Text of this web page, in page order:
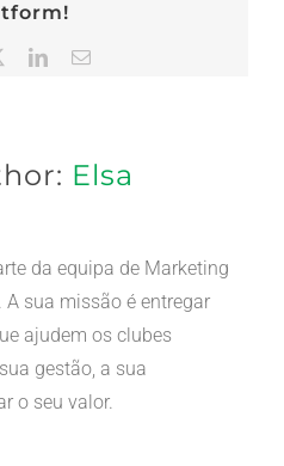
LinkedInEmail
Elsa
da equipa de Marketing
A sua missão é entregar
ajudem os clubes
gestão, a sua
o seu valor.